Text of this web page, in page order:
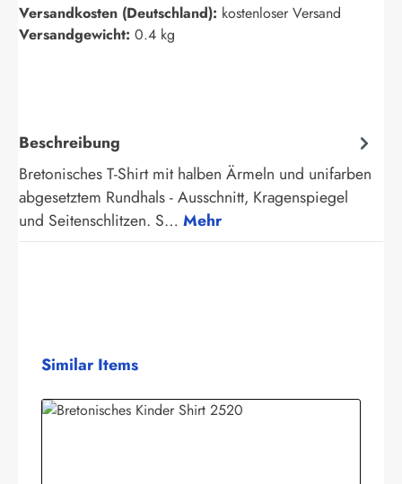
Versandkosten (Deutschland): kostenloser Versand
Versandgewicht: 0.4 kg
Beschreibung
Bretonisches T-Shirt mit halben Ärmeln und unifarben
abgesetztem Rundhals - Ausschnitt, Kragenspiegel
und Seitenschlitzen. S… Mehr
Produktgalerie überspringen
Similar Items